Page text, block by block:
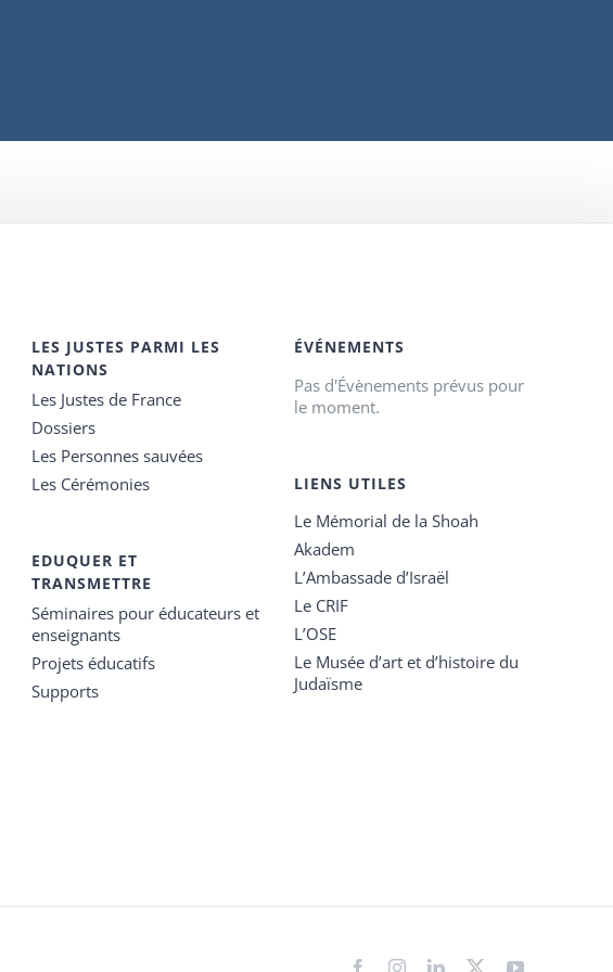
LES JUSTES PARMI LES
NATIONS
Les Justes de France
Dossiers
Les Personnes sauvées
Les Cérémonies
EDUQUER ET
TRANSMETTRE
Séminaires pour éducateurs et
enseignants
Projets éducatifs
Supports
ÉVÉNEMENTS
Pas d'Évènements prévus pour
le moment.
LIENS UTILES
Le Mémorial de la Shoah
Akadem
L’Ambassade d’Israël
Le CRIF
L’OSE
Le Musée d’art et d’histoire du
Judaïsme
FacebookInstagramLinkedIn
X YouTube